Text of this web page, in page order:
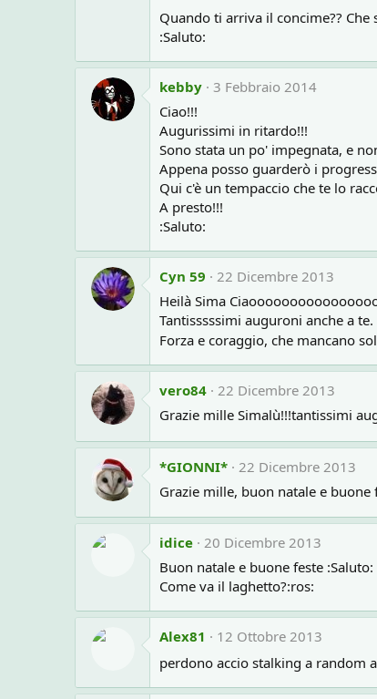
Quando ti arriva il concime??
:Saluto:
kebby 3 Febbraio 2014
Ciao!!!
Augurissimi in ritardo!!!
Sono stata un po' impegnata, e
Appena posso guarderò i
Qui c'è un tempaccio che te lo
A presto!!!
:Saluto:
Cyn 59
22 Dicembre 2013
Heilà Sima
Tantisssssimi auguroni anche a te.
Forza e coraggio, che mancano
vero84 22 Dicembre 2013
Grazie mille Simalù!!!tantissimi
*GIONNI*
22 Dicembre 2013
Grazie mille, buon natale e buone
idice 20 Dicembre 2013
Buon natale e buone feste :Saluto:
Come va il laghetto?:ros:
Alex81
12 Ottobre 2013
perdono accio stalking a random